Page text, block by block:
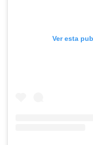
Ver esta